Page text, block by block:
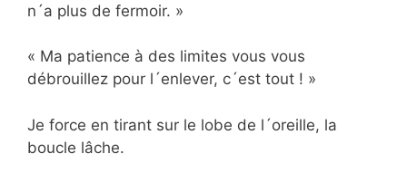
n´a plus de fermoir. »
« Ma patience à des limites vous vous
débrouillez pour l´enlever, c´est tout ! »
Je force en tirant sur le lobe de l´oreille, la
boucle lâche.